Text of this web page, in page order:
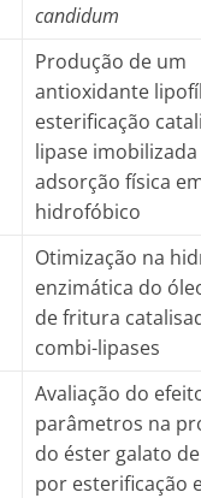
candidum
Produção de um
antioxidante
esterificação
lipase
adsorção física
hidrofóbico
Otimização na
enzimática do
de fritura
combi-lipases
Avaliação do
parâmetros na
do éster galato
por esterificação